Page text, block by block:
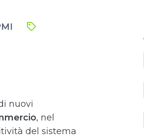
nuovi
, nel
del sistema